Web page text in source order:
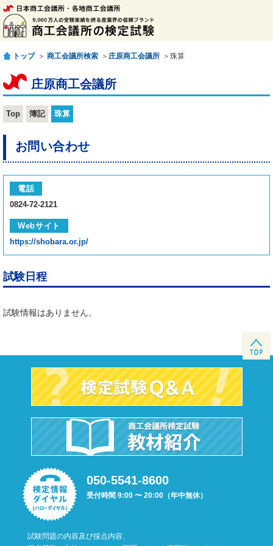
トップ ＞ 商工会議所検索 ＞ 庄原商工会議所 ＞珠算
庄原商工会議所
Top 簿記 珠算
お問い合わせ
電話
0824-72-2121
Webサイト
https://shobara.or.jp/
試験日程
試験情報はありません。
050-5541-8600
受付時間 9:00 〜 20:00（年中無休）
試験問題の内容及び採点内容、